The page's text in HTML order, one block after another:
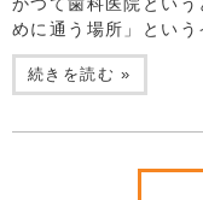
めに通う場所」という
続きを読む »